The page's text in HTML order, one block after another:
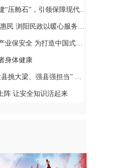
石”，引领保障现代化建设新征程
阳民政以暖心服务书写惠民答卷
打造中国式现代化县域示范作出更大贡献
身体健康
强县强担当” 保持定力真抓实干奋发作为
阵 让安全知识活起来